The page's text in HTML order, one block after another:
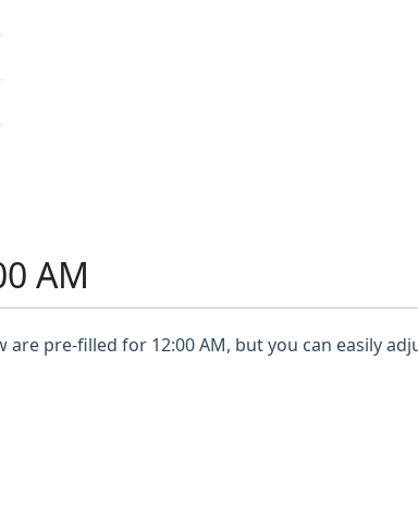
AM
pre-filled for 12:00 AM, but you can easily